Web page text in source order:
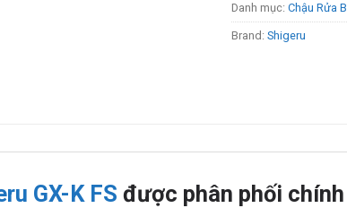
Danh mục: Chậu Rửa
Brand: Shigeru
GX-K FS được phân phối